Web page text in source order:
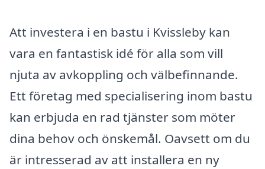
Att investera i en bastu i Kvissleby kan
vara en fantastisk idé för alla som vill
njuta av avkoppling och välbefinnande.
Ett företag med specialisering inom bastu
kan erbjuda en rad tjänster som möter
dina behov och önskemål. Oavsett om du
är intresserad av att installera en ny